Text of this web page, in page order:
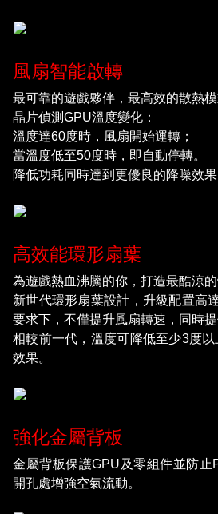
風扇智能啟轉
最可靠的遊戲夥伴，最高效的散熱
晶片偵測GPU溫度變化：
溫度達60度時，風扇開始運轉；
當溫度低至50度時，即自動停轉。
降低功耗同時達到更優良的降噪效
高效能環形扇葉
為遊戲熱血沸騰的你，打造最酷涼的
新世代環形扇葉設計，升級配置高
要求下，不僅提升風扇轉速，同時
相較前一代，溫度可降低至少3度
效果。
強化金屬背板
金屬背板保護GPU及零組件並防止
開孔處增強空氣流動。